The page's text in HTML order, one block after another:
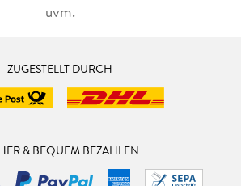
uvm.
ZUGESTELLT DURCH
& BEQUEM BEZAHLEN